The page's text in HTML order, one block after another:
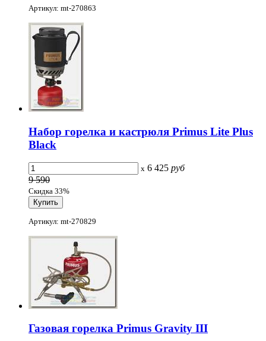
Артикул: mt-270863
Набор горелка и кастрюля Primus Lite Plus
Black
x 6 425 руб
9 590
Скидка 33%
Артикул: mt-270829
Газовая горелка Primus Gravity III